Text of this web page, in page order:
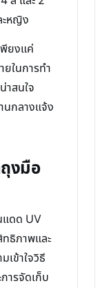
ะหญิง
ยงแค่
ในการทำ
าสนใจ
นกลางแจ้ง
ถุงมือ
แดด UV
ธิภาพและ
เข้าใจวิธี
ารจัดเก็บ